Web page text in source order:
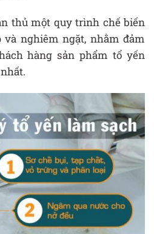
thủ một quy trình chế biến
nghiêm ngặt, nhằm đảm
hàng sản phẩm tổ yến